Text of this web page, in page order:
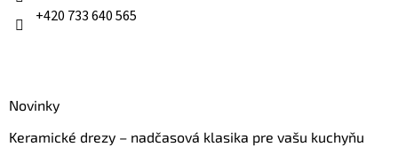
+420 733 640 565
Novinky
Keramické drezy – nadčasová klasika pre vašu kuchyňu